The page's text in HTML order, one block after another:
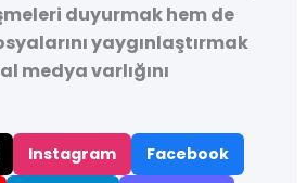
duyurmak hem de
yaygınlaştırmak
medya varlığını
Instagram
Facebook